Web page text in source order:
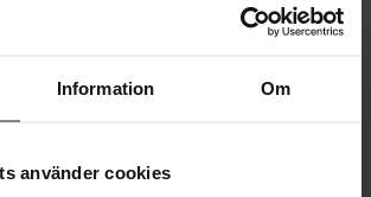
Information Om
använder cookies
produkter